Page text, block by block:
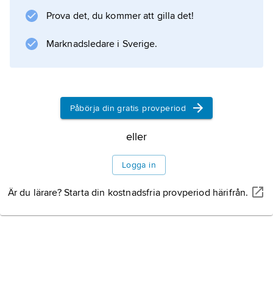
och är en ester av etanol och akrylsyra.
Utgångsmaterial vid tillverkning är dock
vanligtvis akrylnitril, etanol och vatten, som
Information om artikeln
Prova det, du kommer att gilla det!
Marknadsledare i Sverige.
Påbörja din gratis provperiod
eller
Logga in
Är du lärare? Starta din kostnadsfria provperiod härifrån.